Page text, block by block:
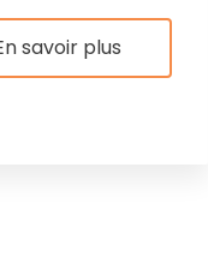
savoir plus